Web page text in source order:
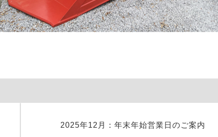
2025年12月：年末年始営業日のご案内